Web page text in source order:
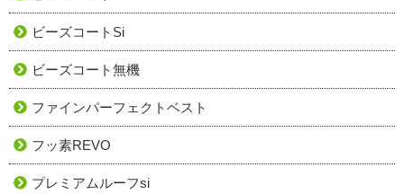
ビーズコートSi
ビーズコート無機
ファインパーフェクトベスト
フッ素REVO
プレミアムルーフsi